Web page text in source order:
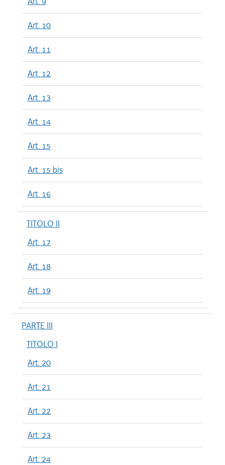
Art. 10
Art. 11
Art. 12
Art. 13
Art. 14
Art. 15
Art. 15 bis
Art. 16
TITOLO II
Art. 17
Art. 18
Art. 19
PARTE III
TITOLO I
Art. 20
Art. 21
Art. 22
Art. 23
Art. 24